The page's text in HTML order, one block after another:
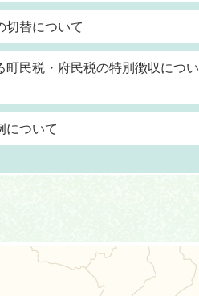
切替について
町民税・府民税の特別徴収につい
について